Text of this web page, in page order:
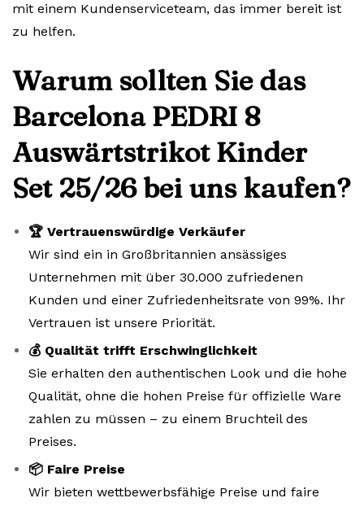
mit einem Kundenserviceteam, das immer bereit ist
zu helfen.
Warum sollten Sie das
Barcelona PEDRI 8
Auswärtstrikot Kinder
Set 25/26 bei uns kaufen?
🏆 Vertrauenswürdige Verkäufer
Wir sind ein in Großbritannien ansässiges
Unternehmen mit über 30.000 zufriedenen
Kunden und einer Zufriedenheitsrate von 99%. Ihr
Vertrauen ist unsere Priorität.
💰 Qualität trifft Erschwinglichkeit
Sie erhalten den authentischen Look und die hohe
Qualität, ohne die hohen Preise für offizielle Ware
zahlen zu müssen – zu einem Bruchteil des
Preises.
📦 Faire Preise
Wir bieten wettbewerbsfähige Preise und faire